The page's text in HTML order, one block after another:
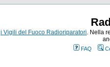
i Vigili del Fuoco Radioriparatori. Nella
FAQ